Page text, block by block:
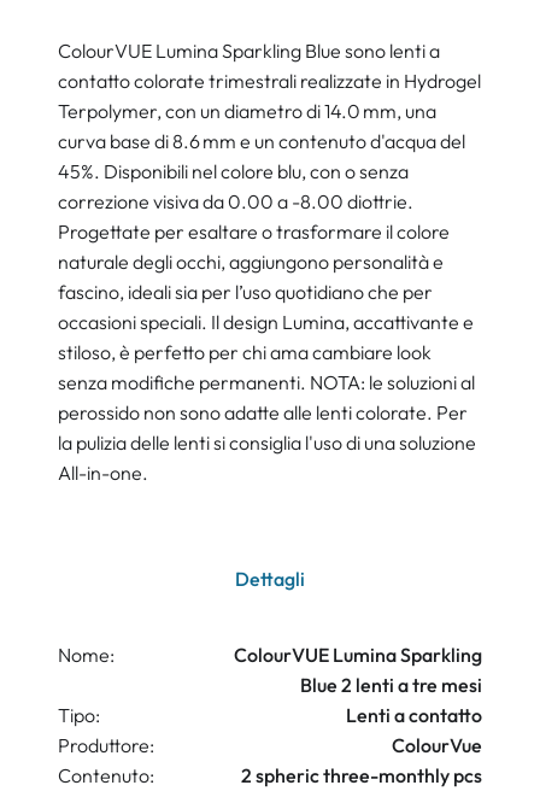
ColourVUE Lumina Sparkling Blue sono lenti a
contatto colorate trimestrali realizzate in Hydrogel
Terpolymer, con un diametro di 14.0 mm, una
curva base di 8.6 mm e un contenuto d'acqua del
45%. Disponibili nel colore blu, con o senza
correzione visiva da 0.00 a -8.00 diottrie.
Progettate per esaltare o trasformare il colore
naturale degli occhi, aggiungono personalità e
fascino, ideali sia per l’uso quotidiano che per
occasioni speciali. Il design Lumina, accattivante e
stiloso, è perfetto per chi ama cambiare look
senza modifiche permanenti. NOTA: le soluzioni al
perossido non sono adatte alle lenti colorate. Per
la pulizia delle lenti si consiglia l'uso di una soluzione
All-in-one.
Dettagli
Nome:
ColourVUE Lumina Sparkling
Blue 2 lenti a tre mesi
Tipo:
Lenti a contatto
Produttore:
ColourVue
Contenuto:
2 spheric three-monthly pcs